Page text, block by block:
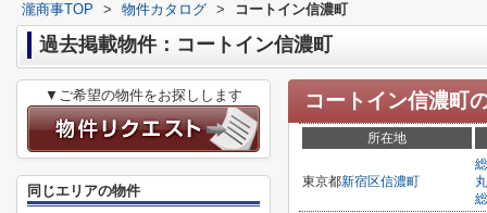
瀧商事TOP > 物件カタログ > コートイン信濃町
過去掲載物件：コートイン信濃町
コートイン信濃町
所在地
東京都新宿区信濃町
▼ご希望の物件をお探しします
同じエリアの物件